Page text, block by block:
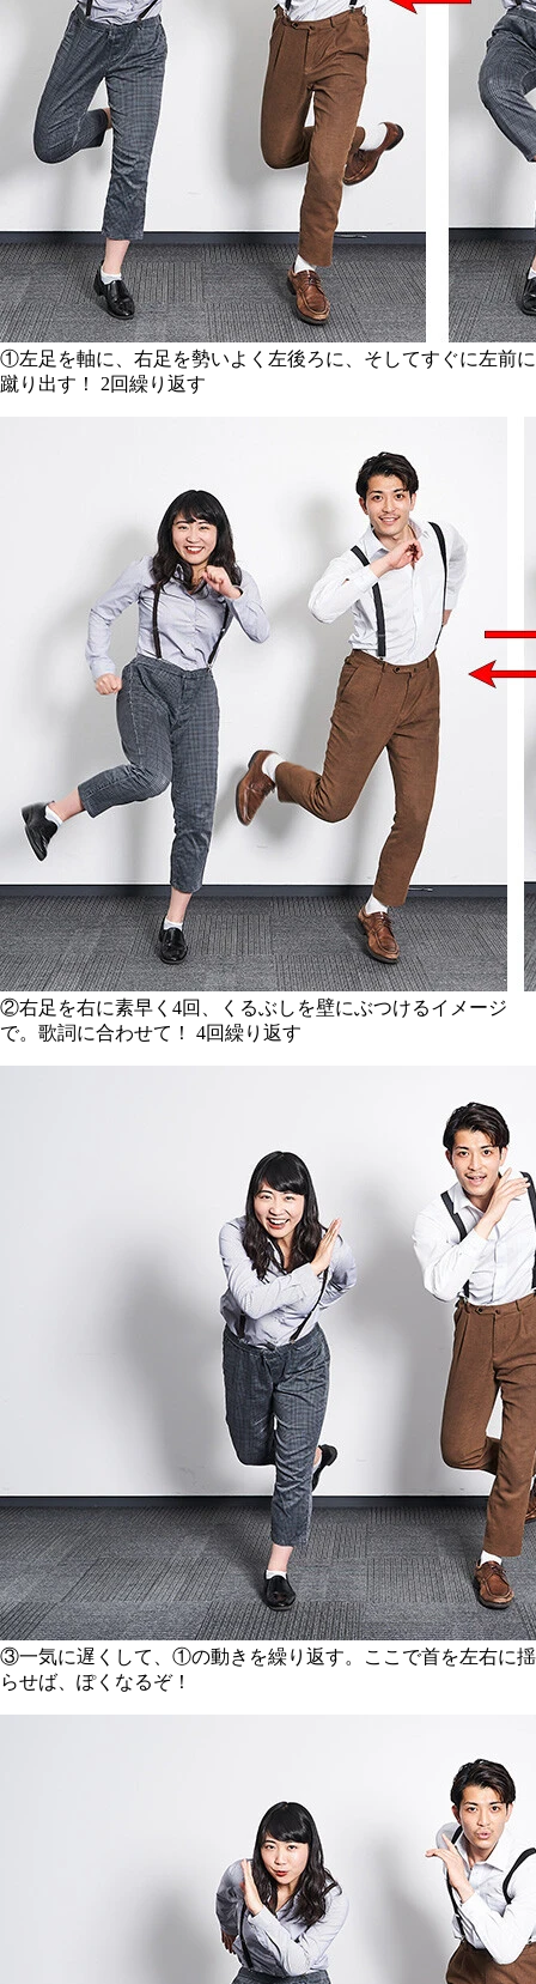
①左足を軸に、右足を勢いよく左後ろに、そしてすぐに左前に
蹴り出す！ 2回繰り返す
②右足を右に素早く4回、くるぶしを壁にぶつけるイメージ
で。歌詞に合わせて！ 4回繰り返す
③一気に遅くして、①の動きを繰り返す。ここで首を左右に揺
らせば、ぽくなるぞ！